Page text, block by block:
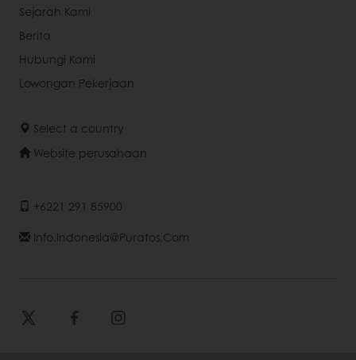
Sejarah Kami
Berita
Hubungi Kami
Lowongan Pekerjaan
Select a country
Website perusahaan
+6221 291 85900
Info.indonesia@puratos.com